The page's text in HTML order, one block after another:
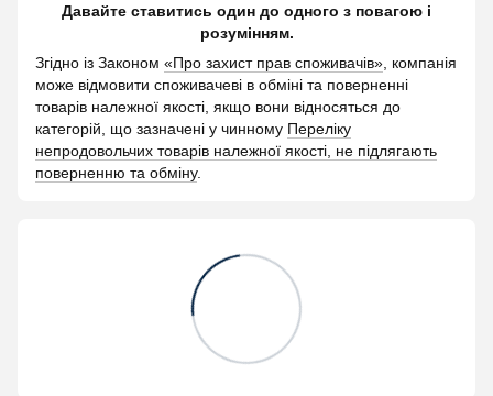
Давайте ставитись один до одного з повагою і
розумінням.
Згідно із Законом «Про захист прав споживачів», компанія
може відмовити споживачеві в обміні та поверненні
товарів належної якості, якщо вони відносяться до
категорій, що зазначені у чинному Переліку
непродовольчих товарів належної якості, не підлягають
поверненню та обміну.